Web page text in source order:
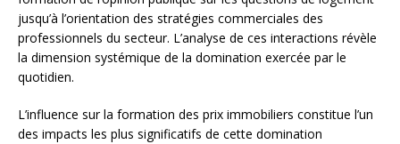
jusqu’à l’orientation des stratégies commerciales des
professionnels du secteur. L’analyse de ces interactions révèle
la dimension systémique de la domination exercée par le
quotidien.
L’influence sur la formation des prix immobiliers constitue l’un
des impacts les plus significatifs de cette domination